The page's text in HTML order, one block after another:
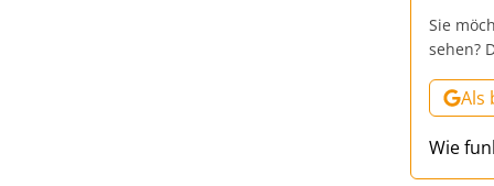
Sie
sehen?
Als
Wie